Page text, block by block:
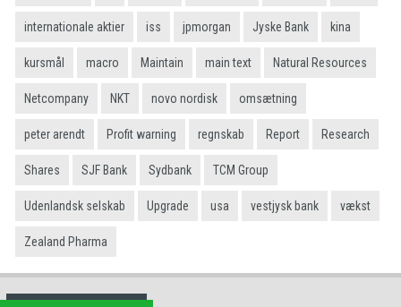
internationale aktier iss jpmorgan Jyske Bank kina
kursmål macro Maintain main text Natural Resources
Netcompany NKT novo nordisk omsætning
peter arendt Profit warning regnskab Report Research
Shares SJF Bank Sydbank TCM Group
Udenlandsk selskab Upgrade usa vestjysk bank vækst
Zealand Pharma